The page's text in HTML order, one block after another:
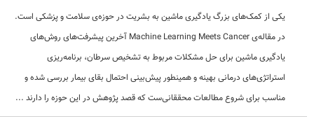
یکی از کمک‌های بزرگ یادگیری ماشین به بشریت در حوزه‌ی سلامت و پزشکی است.
در مقاله‌ی Machine Learning Meets Cancer آخرین پیشرفت‌های روش‌های
یادگیری ماشین برای حل مشکلات مربوط به تشخیص سرطان، برنامه‌ریزی
استراتژی‌های درمانی بهینه و همینطور پیش‌بینی احتمال بقای بیمار بررسی شده و
مناسب برای شروع مطالعات محققانی‌ست که قصد پژوهش در این حوزه را دارند ...